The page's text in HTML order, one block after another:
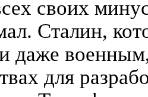
своих
Сталин,
даже
для